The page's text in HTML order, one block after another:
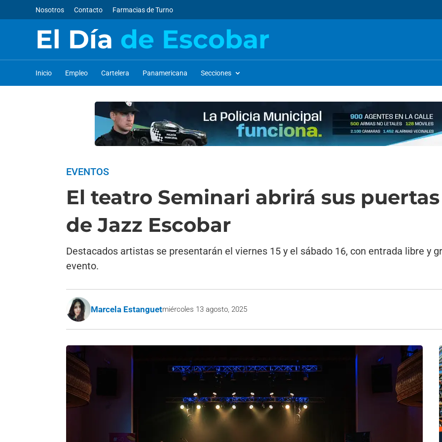
Nosotros Contacto Farmacias de Turno
El Día de Escobar
Inicio Empleo Cartelera Panamericana Secciones
EVENTOS
El teatro Seminari abrirá sus
de Jazz Escobar
Destacados artistas se presentarán el viernes 15 y el sábado 16, con entrada libre y
evento.
Marcela Estanguetmiércoles 13 agosto, 2025